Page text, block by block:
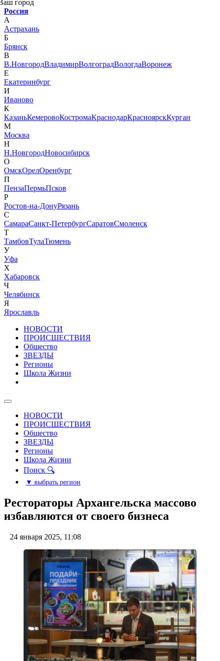
город
Россия
А
Астрахань
Б
Брянск
В
В.НовгородВладимирВолгоградВологдаВоронеж
Е
Екатеринбург
И
Иваново
К
КазаньКемеровоКостромаКраснодарКрасноярскКурган
М
Москва
Н
Н.НовгородНовосибирск
О
ОмскОрелОренбург
П
ПензаПермьПсков
Р
Ростов-на-ДонуРязань
С
СамараСанкт-ПетербургСаратовСмоленск
Т
ТамбовТулаТюмень
У
Уфа
Х
Хабаровск
Ч
Челябинск
Я
Ярославль
НОВОСТИ
ПРОИСШЕСТВИЯ
Общество
ЗВЕЗДЫ
Регионы
Школа Жизни
НОВОСТИ
ПРОИСШЕСТВИЯ
Общество
ЗВЕЗДЫ
Регионы
Школа Жизни
Поиск 🔍
▼ выбрать регион
Рестораторы Архангельска массово
избавляются от своего бизнеса
24 января 2025, 11:08